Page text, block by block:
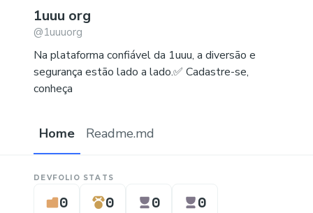
1uuu org
@1uuuorg
Na plataforma confiável da 1uuu, a diversão e
segurança estão lado a lado.✅ Cadastre-se,
conheça
Home Readme.md
DEVFOLIO STATS
0 0 0 0